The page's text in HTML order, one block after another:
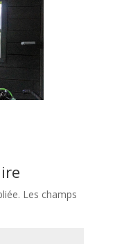
Les champs